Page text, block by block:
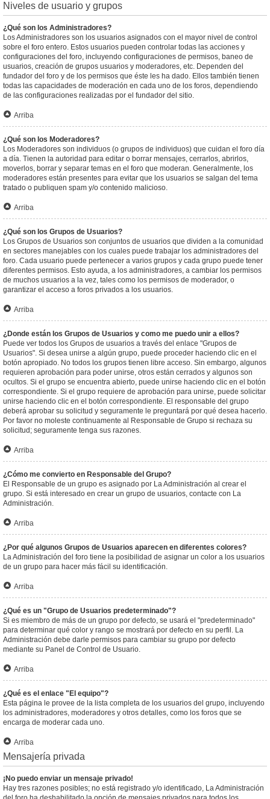
Niveles de usuario y grupos
¿Qué son los Administradores?
Los Administradores son los usuarios asignados con el mayor nivel de control
sobre el foro entero. Estos usuarios pueden controlar todas las acciones y
configuraciones del foro, incluyendo configuraciones de permisos, baneo de
usuarios, creación de grupos usuarios y moderadores, etc. Dependen del
fundador del foro y de los permisos que éste les ha dado. Ellos también tienen
todas las capacidades de moderación en cada uno de los foros, dependiendo
de las configuraciones realizadas por el fundador del sitio.
Arriba
¿Qué son los Moderadores?
Los Moderadores son individuos (o grupos de individuos) que cuidan el foro día
a día. Tienen la autoridad para editar o borrar mensajes, cerrarlos, abrirlos,
moverlos, borrar y separar temas en el foro que moderan. Generalmente, los
moderadores están presentes para evitar que los usuarios se salgan del tema
tratado o publiquen spam y/o contenido malicioso.
Arriba
¿Qué son los Grupos de Usuarios?
Los Grupos de Usuarios son conjuntos de usuarios que dividen a la comunidad
en sectores manejables con los cuales puede trabajar los administradores del
foro. Cada usuario puede pertenecer a varios grupos y cada grupo puede tener
diferentes permisos. Esto ayuda, a los administradores, a cambiar los permisos
de muchos usuarios a la vez, tales como los permisos de moderador, o
garantizar el acceso a foros privados a los usuarios.
Arriba
¿Donde están los Grupos de Usuarios y como me puedo unir a ellos?
Puede ver todos los Grupos de usuarios a través del enlace "Grupos de
Usuarios". Si desea unirse a algún grupo, puede proceder haciendo clic en el
botón apropiado. No todos los grupos tienen libre acceso. Sin embargo, algunos
requieren aprobación para poder unirse, otros están cerrados y algunos son
ocultos. Si el grupo se encuentra abierto, puede unirse haciendo clic en el botón
correspondiente. Si el grupo requiere de aprobación para unirse, puede solicitar
unirse haciendo clic en el botón correspondiente. El responsable del grupo
deberá aprobar su solicitud y seguramente le preguntará por qué desea hacerlo.
Por favor no moleste continuamente al Responsable de Grupo si rechaza su
solicitud; seguramente tenga sus razones.
Arriba
¿Cómo me convierto en Responsable del Grupo?
El Responsable de un grupo es asignado por La Administración al crear el
grupo. Si está interesado en crear un grupo de usuarios, contacte con La
Administración.
Arriba
¿Por qué algunos Grupos de Usuarios aparecen en diferentes colores?
La Administración del foro tiene la posibilidad de asignar un color a los usuarios
de un grupo para hacer más fácil su identificación.
Arriba
¿Qué es un "Grupo de Usuarios predeterminado"?
Si es miembro de más de un grupo por defecto, se usará el "predeterminado"
para determinar qué color y rango se mostrará por defecto en su perfil. La
Administración debe darle permisos para cambiar su grupo por defecto
mediante su Panel de Control de Usuario.
Arriba
¿Qué es el enlace "El equipo"?
Esta página le provee de la lista completa de los usuarios del grupo, incluyendo
los administradores, moderadores y otros detalles, como los foros que se
encarga de moderar cada uno.
Arriba
Mensajería privada
¡No puedo enviar un mensaje privado!
Hay tres razones posibles; no está registrado y/o identificado, La Administración